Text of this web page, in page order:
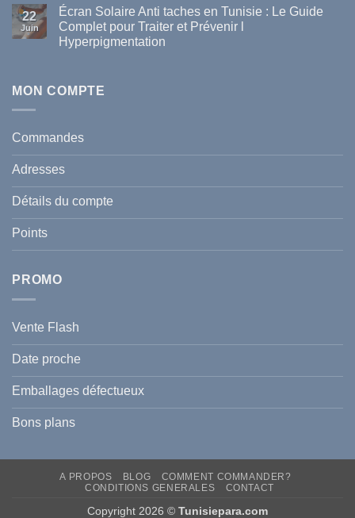
disponibles
en
Tunisie
sur
La
vague
de
comment
et
celle
de
votre
famille
durant
l’été
2026
?
22
Juin
Écran Solaire Anti taches en Tunisie : Le Guide
Complet pour Traiter et Prévenir l
Hyperpigmentation
Écran
Solaire
Tunisie
Guide
Traiter
Prévenir
MON COMPTE
Commandes
Adresses
Détails du compte
Points
PROMO
Vente Flash
Date proche
Emballages défectueux
Bons plans
A PROPOS BLOG
COMMENT COMMANDER?
CONDITIONS GENERALES
CONTACT
Copyright 2026 © Tunisiepara.com